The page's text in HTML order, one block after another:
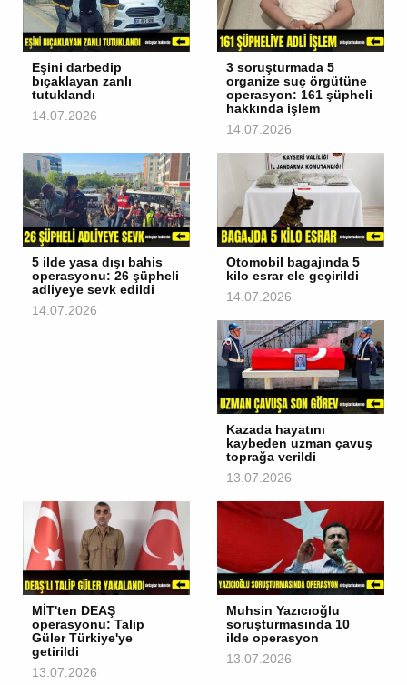
Eşini darbedip
bıçaklayan zanlı
tutuklandı
14.07.2026
3 soruşturmada 5
organize suç örgütüne
operasyon: 161 şüpheli
hakkında işlem
14.07.2026
5 ilde yasa dışı bahis
operasyonu: 26 şüpheli
adliyeye sevk edildi
14.07.2026
Otomobil bagajında 5
kilo esrar ele geçirildi
14.07.2026
Kazada hayatını
kaybeden uzman çavuş
toprağa verildi
13.07.2026
MİT'ten DEAŞ
operasyonu: Talip
Güler Türkiye'ye
getirildi
13.07.2026
Muhsin Yazıcıoğlu
soruşturmasında 10
ilde operasyon
13.07.2026